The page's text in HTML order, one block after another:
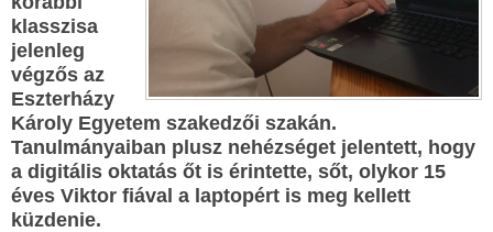
klasszisa
jelenleg
végzős az
Eszterházy
Károly Egyetem szakedzői szakán.
Tanulmányaiban plusz nehézséget jelentett, hogy
a digitális oktatás őt is érintette, sőt, olykor 15
éves Viktor fiával a laptopért is meg kellett
küzdenie.